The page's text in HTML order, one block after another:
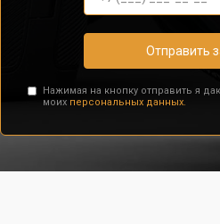
Отправить
Нажимая на кнопку отправить я
моих персональных данных.